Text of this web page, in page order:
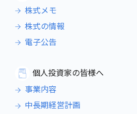
株式メモ
株式の情報
電子公告
個人投資家の皆様へ
事業内容
中長期経営計画